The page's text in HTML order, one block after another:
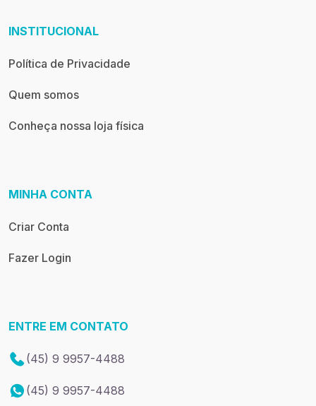
INSTITUCIONAL
Política de Privacidade
Quem somos
Conheça nossa loja física
MINHA CONTA
Criar Conta
Fazer Login
ENTRE EM CONTATO
(45) 9 9957-4488
(45) 9 9957-4488